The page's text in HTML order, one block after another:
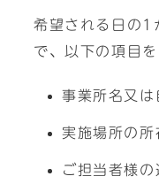
希望される日の1
で、以下の項目
事業所名又は
実施場所の所
ご担当者様